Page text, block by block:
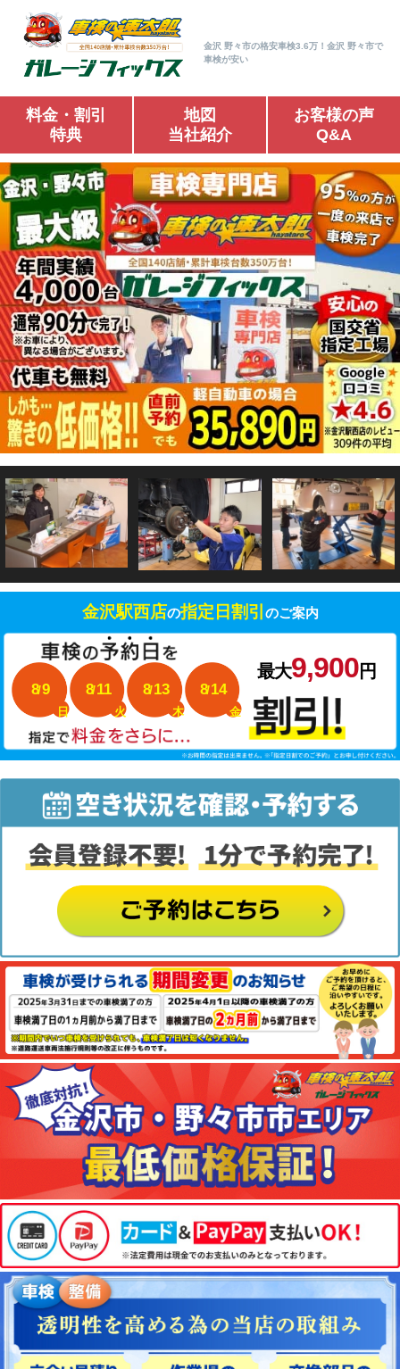
金沢 野々市の格安車検3.6万！金沢 野々市で
車検が安い
料金・割引
特典
地図
当社紹介
お客様の声
Q&A
金沢駅西店の指定日割引 のご案内
最大9,900円
89
日
8 11
火
8 13
木
8 14
金